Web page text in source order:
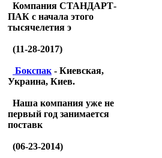
Компания СТАНДАРТ-
ПАК с начала этого
тысячелетия э
(11-28-2017)
Бокспак - Киевская,
Украина, Киев.
Наша компания уже не
первый год занимается
поставк
(06-23-2014)